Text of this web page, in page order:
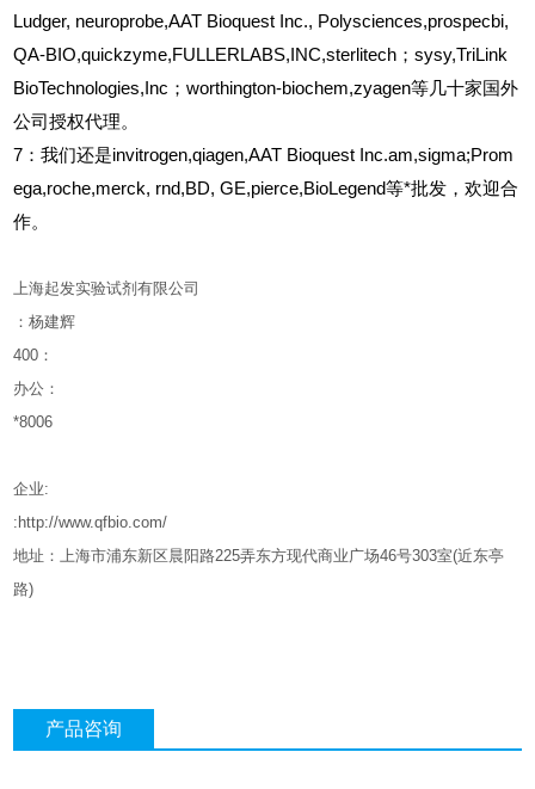
Ludger, neuroprobe,AAT Bioquest Inc., Polysciences,prospecbi,
QA-BIO,quickzyme,FULLERLABS,INC,sterlitech；sysy,TriLink
BioTechnologies,Inc；worthington-biochem,zyagen等几十家国外
公司授权代理。
7：我们还是invitrogen,qiagen,AAT Bioquest Inc.am,sigma;Prom
ega,roche,merck, rnd,BD, GE,pierce,BioLegend等*批发，欢迎合
作。
上海起发实验试剂有限公司
：杨建辉
400 ：
办公：
*8006
企业:
:http://www.qfbio.com/
地址：上海市浦东新区晨阳路225弄东方现代商业广场46号303室(近东亭
路)
产品咨询